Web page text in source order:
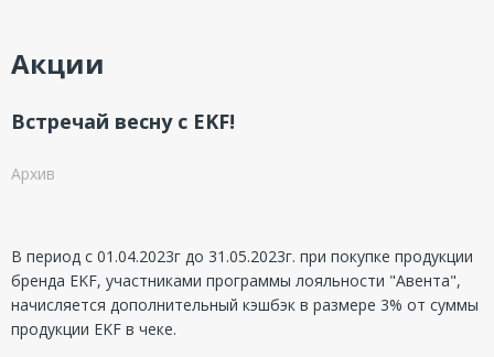
Акции
Встречай весну с EKF!
Архив
В период с 01.04.2023г до 31.05.2023г. при покупке продукции
бренда EKF, участниками программы лояльности "Авента",
начисляется дополнительный кэшбэк в размере 3% от суммы
продукции EKF в чеке.